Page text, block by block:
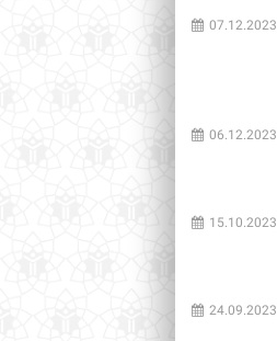
07.12.2023
06.12.2023
15.10.2023
24.09.2023